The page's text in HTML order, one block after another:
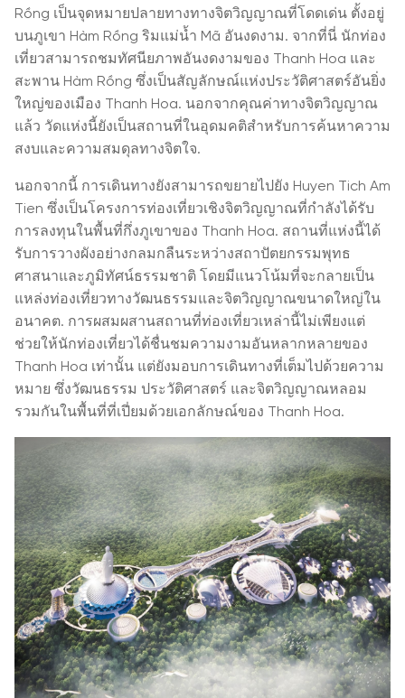
Rồng เป็นจุดหมายปลายทางทางจิตวิญญาณที่โดดเด่น ตั้งอยู่
บนภูเขา Hàm Rồng ริมแม่น้ำ Mã อันงดงาม. จากที่นี่ นักท่อง
เที่ยวสามารถชมทัศนียภาพอันงดงามของ Thanh Hoa และ
สะพาน Hàm Rồng ซึ่งเป็นสัญลักษณ์แห่งประวัติศาสตร์อันยิ่ง
ใหญ่ของเมือง Thanh Hoa. นอกจากคุณค่าทางจิตวิญญาณ
แล้ว วัดแห่งนี้ยังเป็นสถานที่ในอุดมคติสำหรับการค้นหาความ
สงบและความสมดุลทางจิตใจ.
นอกจากนี้ การเดินทางยังสามารถขยายไปยัง Huyen Tich Am
Tien ซึ่งเป็นโครงการท่องเที่ยวเชิงจิตวิญญาณที่กำลังได้รับ
การลงทุนในพื้นที่กึ่งภูเขาของ Thanh Hoa. สถานที่แห่งนี้ได้
รับการวางผังอย่างกลมกลืนระหว่างสถาปัตยกรรมพุทธ
ศาสนาและภูมิทัศน์ธรรมชาติ โดยมีแนวโน้มที่จะกลายเป็น
แหล่งท่องเที่ยวทางวัฒนธรรมและจิตวิญญาณขนาดใหญ่ใน
อนาคต. การผสมผสานสถานที่ท่องเที่ยวเหล่านี้ไม่เพียงแต่
ช่วยให้นักท่องเที่ยวได้ชื่นชมความงามอันหลากหลายของ
Thanh Hoa เท่านั้น แต่ยังมอบการเดินทางที่เต็มไปด้วยความ
หมาย ซึ่งวัฒนธรรม ประวัติศาสตร์ และจิตวิญญาณหลอม
รวมกันในพื้นที่ที่เปี่ยมด้วยเอกลักษณ์ของ Thanh Hoa.